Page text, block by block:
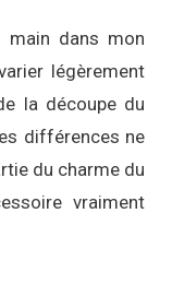
main dans mon
légèrement
la découpe du
différences ne
du charme du
vraiment